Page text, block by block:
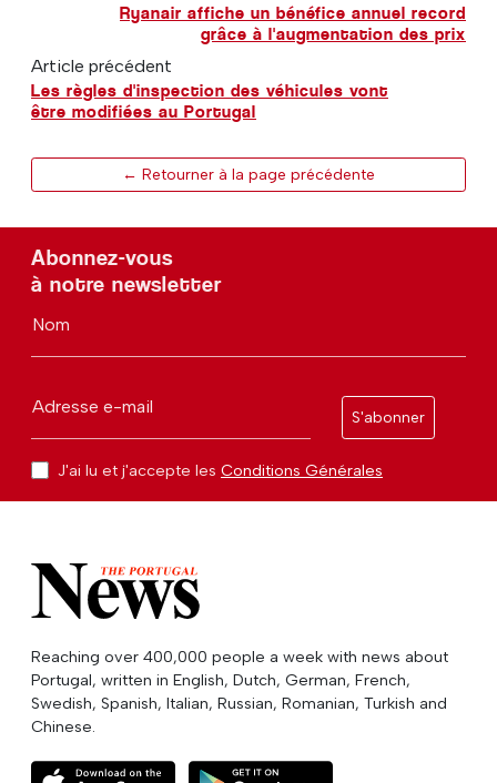
Ryanair affiche un bénéfice annuel record
grâce à l'augmentation des prix
Article précédent
Les règles d'inspection des véhicules vont
être modifiées au Portugal
← Retourner à la page précédente
Abonnez-vous
à notre newsletter
Nom
Adresse e-mail
S'abonner
J'ai lu et j'accepte les Conditions Générales
Reaching over 400,000 people a week with news about
Portugal, written in English, Dutch, German, French,
Swedish, Spanish, Italian, Russian, Romanian, Turkish and
Chinese.